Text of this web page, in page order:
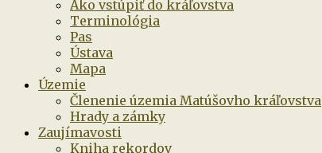
Ako vstúpiť do kráľovstva
Terminológia
Pas
Ústava
Mapa
Územie
Členenie územia Matúšovho kráľovstva
Hrady a zámky
Zaujímavosti
Kniha rekordov